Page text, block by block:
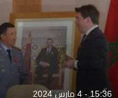
15:36 - 4 مارس 2024